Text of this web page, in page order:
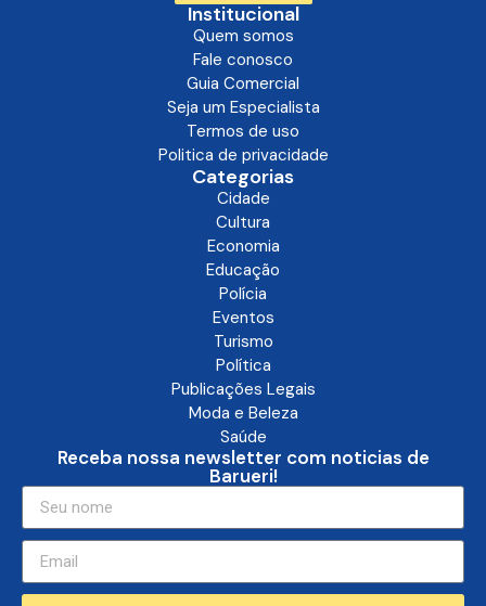
Institucional
Quem somos
Fale conosco
Guia Comercial
Seja um Especialista
Termos de uso
Politica de privacidade
Categorias
Cidade
Cultura
Economia
Educação
Polícia
Eventos
Turismo
Política
Publicações Legais
Moda e Beleza
Saúde
Receba nossa newsletter com noticias de
Barueri!